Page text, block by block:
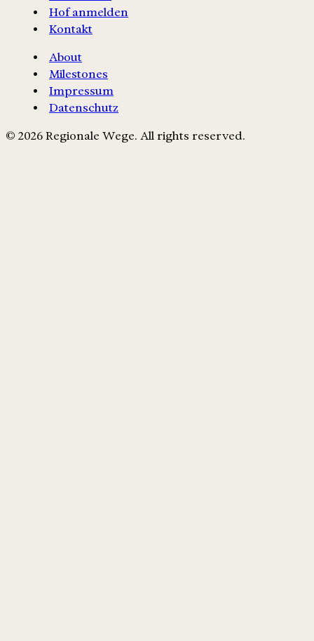
Hof anmelden
Kontakt
About
Milestones
Impressum
Datenschutz
© 2026 Regionale Wege. All rights reserved.